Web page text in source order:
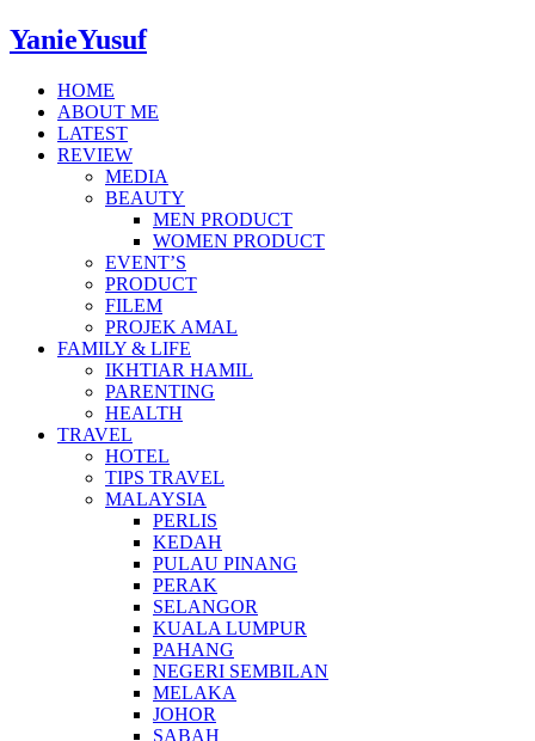
YanieYusuf
HOME
ABOUT ME
LATEST
REVIEW
MEDIA
BEAUTY
MEN PRODUCT
WOMEN PRODUCT
EVENT’S
PRODUCT
FILEM
PROJEK AMAL
FAMILY & LIFE
IKHTIAR HAMIL
PARENTING
HEALTH
TRAVEL
HOTEL
TIPS TRAVEL
MALAYSIA
PERLIS
KEDAH
PULAU PINANG
PERAK
SELANGOR
KUALA LUMPUR
PAHANG
NEGERI SEMBILAN
MELAKA
JOHOR
SABAH